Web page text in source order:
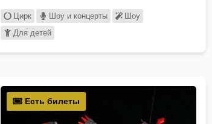
Цирк Шоу и концерты
Шоу
Для детей
Есть билеты